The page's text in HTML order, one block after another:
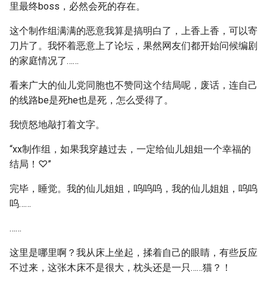
里最终boss，必然会死的存在。
这个制作组满满的恶意我算是搞明白了，上香上香，可以寄
刀片了。我怀着恶意上了论坛，果然网友们都开始问候编剧
的家庭情况了……
看来广大的仙儿党同胞也不赞同这个结局呢，废话，连自己
的线路be是死he也是死，怎么受得了。
我愤怒地敲打着文字。
“xx制作组，如果我穿越过去，一定给仙儿姐姐一个幸福的
结局！♡”
完毕，睡觉。我的仙儿姐姐，呜呜呜，我的仙儿姐姐，呜呜
呜……
……
这里是哪里啊？我从床上坐起，揉着自己的眼睛，有些反应
不过来，这张木床不是很大，枕头还是一只……猫？！